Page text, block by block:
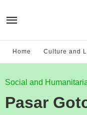
Home Culture and
Social and
Pasar